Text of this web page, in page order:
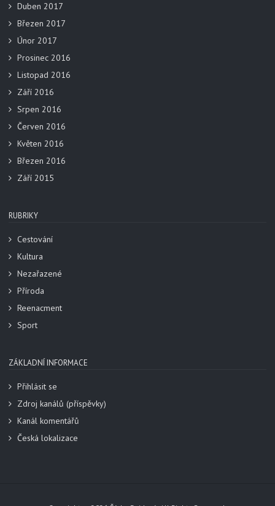
Duben 2017
Březen 2017
Únor 2017
Prosinec 2016
Listopad 2016
Září 2016
Srpen 2016
Červen 2016
Květen 2016
Březen 2016
Září 2015
RUBRIKY
Cestování
Kultura
Nezařazené
Příroda
Reenacment
Sport
ZÁKLADNÍ INFORMACE
Přihlásit se
Zdroj kanálů (příspěvky)
Kanál komentářů
Česká lokalizace